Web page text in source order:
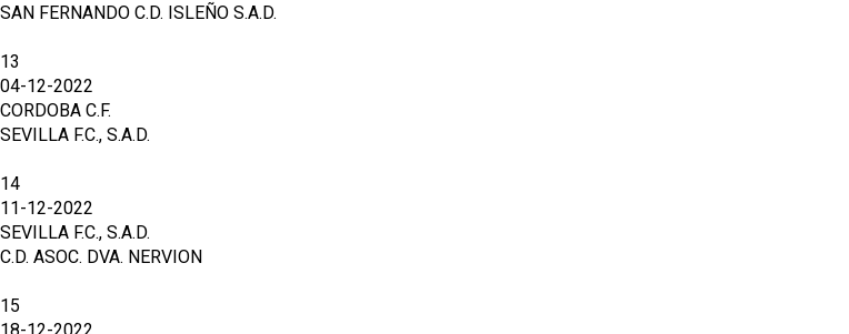
SAN FERNANDO C.D. ISLEÑO S.A.D.
13
04-12-2022
CORDOBA C.F.
SEVILLA F.C., S.A.D.
14
11-12-2022
SEVILLA F.C., S.A.D.
C.D. ASOC. DVA. NERVION
15